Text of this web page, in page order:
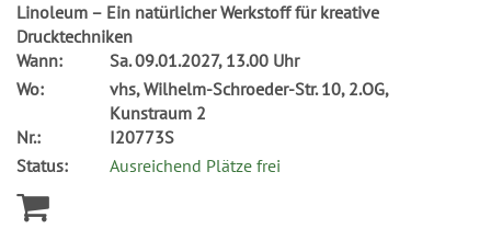
Linoleum – Ein natürlicher Werkstoff für kreative
Drucktechniken
Wann:
Sa.09.01.2027, 13.00 Uhr
Wo:
vhs, Wilhelm-Schroeder-Str. 10, 2.OG,
Kunstraum 2
Nr.:
I20773S
Status:
Ausreichend Plätze frei